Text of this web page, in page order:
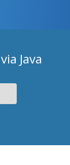
Java